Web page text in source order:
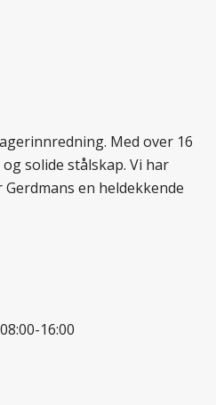
Med over 16
solide stålskap. Vi har
en heldekkende
16:00